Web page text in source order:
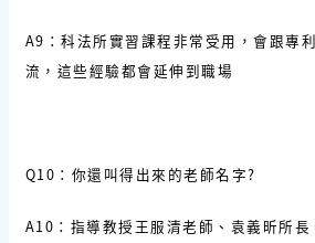
A9：科法所實習課程非常受用，會跟專
流，這些經驗都會延伸到職場
Q10：你還叫得出來的老師名字?
A10：指導教授王服清老師、袁義昕所